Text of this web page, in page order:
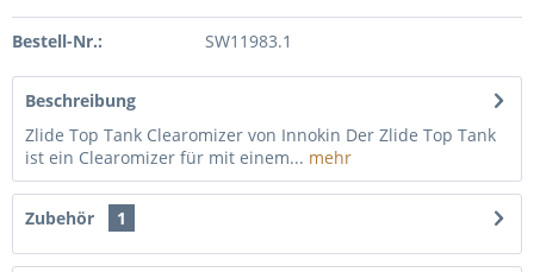
Bestell-Nr.: SW11983.1
Beschreibung
Zlide Top Tank Clearomizer von Innokin Der Zlide Top Tank
ist ein Clearomizer für mit einem... mehr
Zubehör 1